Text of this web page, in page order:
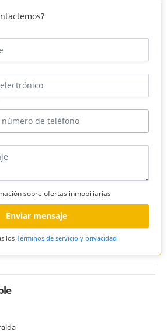
sobre ofertas inmobiliarias
Enviar mensaje
los Términos de servicio y privacidad